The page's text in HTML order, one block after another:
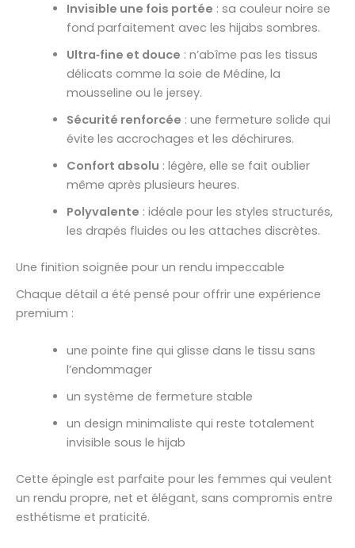
Invisible une fois portée : sa couleur noire se
fond parfaitement avec les hijabs sombres.
Ultra‑fine et douce : n’abîme pas les tissus
délicats comme la soie de Médine, la
mousseline ou le jersey.
Sécurité renforcée : une fermeture solide qui
évite les accrochages et les déchirures.
Confort absolu : légère, elle se fait oublier
même après plusieurs heures.
Polyvalente : idéale pour les styles structurés,
les drapés fluides ou les attaches discrètes.
Une finition soignée pour un rendu impeccable
Chaque détail a été pensé pour offrir une expérience
premium :
une pointe fine qui glisse dans le tissu sans
l’endommager
un système de fermeture stable
un design minimaliste qui reste totalement
invisible sous le hijab
Cette épingle est parfaite pour les femmes qui veulent
un rendu propre, net et élégant, sans compromis entre
esthétisme et praticité.